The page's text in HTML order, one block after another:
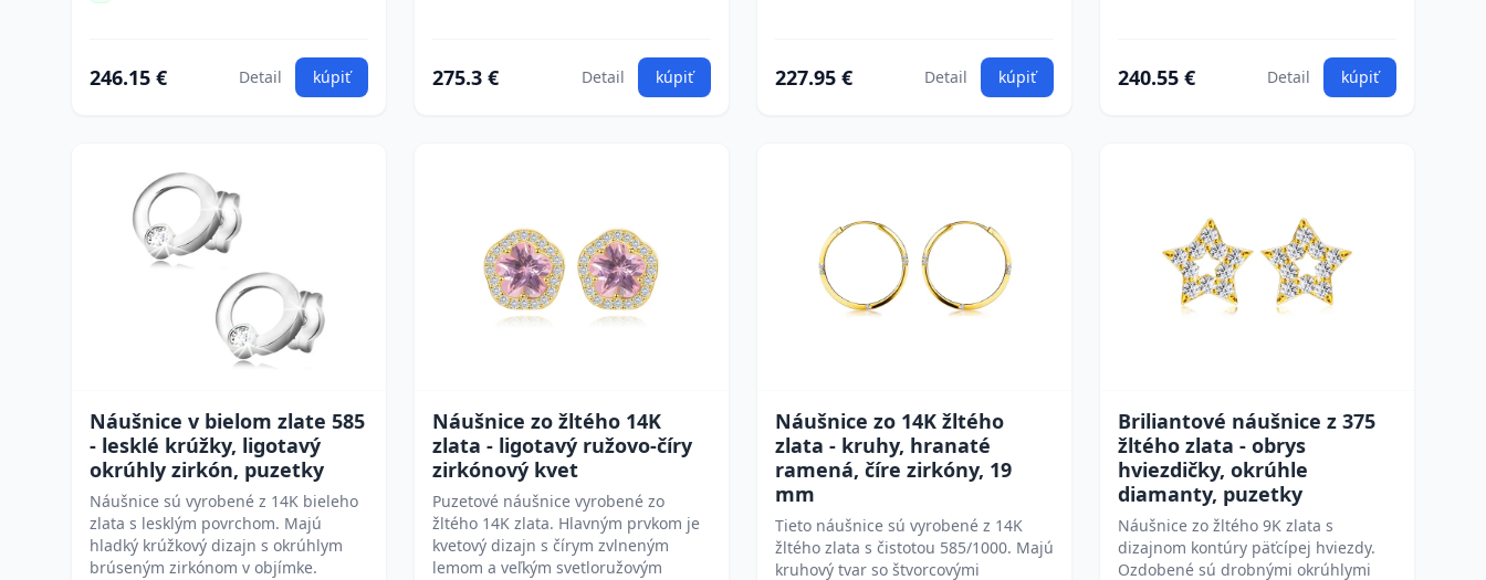
246.15 € Detail kúpiť 275.3 € Detail kúpiť 227.95 € Detail kúpiť 240.55 € Detail kúpiť
Náušnice v bielom zlate 585
- lesklé krúžky, ligotavý
okrúhly zirkón, puzetky
Náušnice sú vyrobené z 14K bieleho
zlata s lesklým povrchom. Majú
hladký krúžkový dizajn s okrúhlym
brúseným zirkónom v objímke.
Náušnice zo žltého 14K
zlata - ligotavý ružovo-číry
zirkónový kvet
Puzetové náušnice vyrobené zo
žltého 14K zlata. Hlavným prvkom je
kvetový dizajn s čírym zvlneným
lemom a veľkým svetloružovým
Náušnice zo 14K žltého
zlata - kruhy, hranaté
ramená, číre zirkóny, 19
mm
Tieto náušnice sú vyrobené z 14K
žltého zlata s čistotou 585/1000. Majú
kruhový tvar so štvorcovými
Briliantové náušnice z 375
žltého zlata - obrys
hviezdičky, okrúhle
diamanty, puzetky
Náušnice zo žltého 9K zlata s
dizajnom kontúry päťcípej hviezdy.
Ozdobené sú drobnými okrúhlymi